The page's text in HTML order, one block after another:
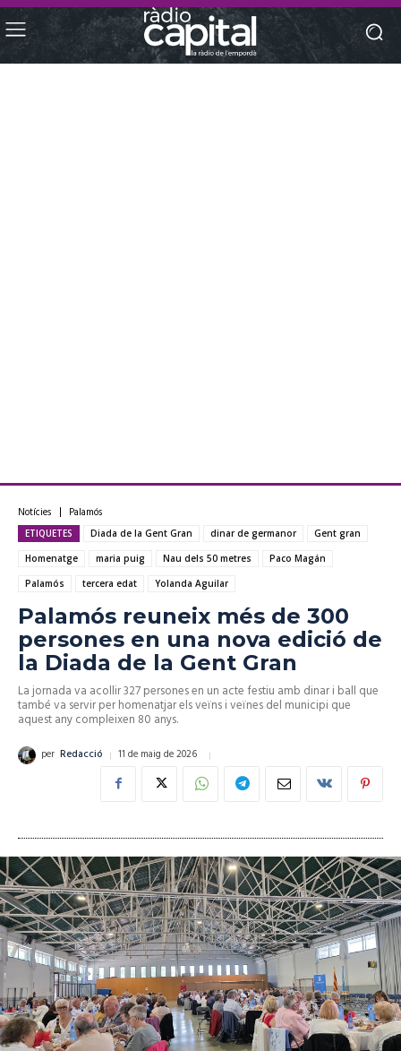
Notícies Palamós
ETIQUETES Diada de la Gent Gran dinar de germanor
Gent gran
Homenatge
maria puig Nau dels 50 metres
Paco Magán
Palamós
tercera edat Yolanda Aguilar
Palamós reuneix més de 300
persones en una nova edició de
la Diada de la Gent Gran
La jornada va acollir 327 persones en un acte festiu amb dinar i ball que
també va servir per homenatjar els veïns i veïnes del municipi que
aquest any compleixen 80 anys.
per Redacció 11 de maig de 2026